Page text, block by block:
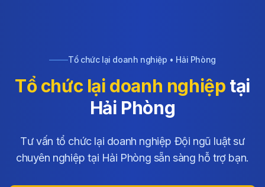
Tổ chức lại doanh nghiệp • Hải Phòng
Tổ chức lại doanh nghiệp tại
Hải Phòng
Tư vấn tổ chức lại doanh nghiệp Đội ngũ luật sư
chuyên nghiệp tại Hải Phòng sẵn sàng hỗ trợ bạn.